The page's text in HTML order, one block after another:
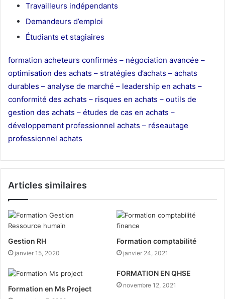
Travailleurs indépendants
Demandeurs d’emploi
Étudiants et stagiaires
formation acheteurs confirmés – négociation avancée –
optimisation des achats – stratégies d’achats – achats
durables – analyse de marché – leadership en achats –
conformité des achats – risques en achats – outils de
gestion des achats – études de cas en achats –
développement professionnel achats – réseautage
professionnel achats
Articles similaires
Gestion RH
janvier 15, 2020
Formation comptabilité
janvier 24, 2021
Formation en Ms Project
FORMATION EN QHSE
novembre 12, 2021